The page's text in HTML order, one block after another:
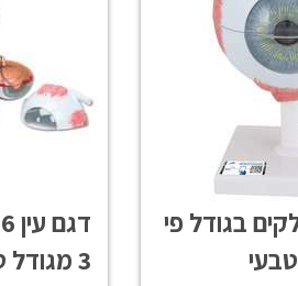
עין 6 חלקים בגודל פי
3 מגודל טבעי